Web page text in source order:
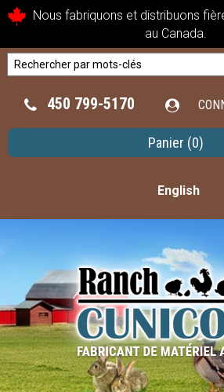
Nous fabriquons et distribuons
au Canada.
450 799-5170
Panier (0)
English